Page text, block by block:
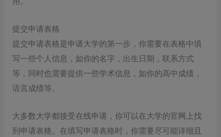
提交申请表格
提交申请表格是申请大学的第一步，你需要在表格中填
写一些个人信息，如你的名字，出生日期，联系方式
等，同时也需要提供一些学术信息，如你的高中成绩，
语言成绩等。
大多数大学都接受在线申请，你可以在大学的官网上找
到申请表格。在填写申请表格时，你需要尽可能详细且